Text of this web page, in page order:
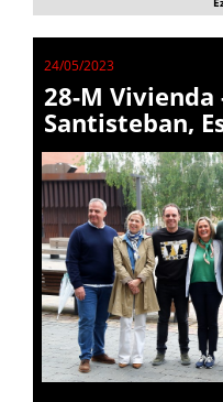
24/05/2023
28-M Vivienda
Santisteban,